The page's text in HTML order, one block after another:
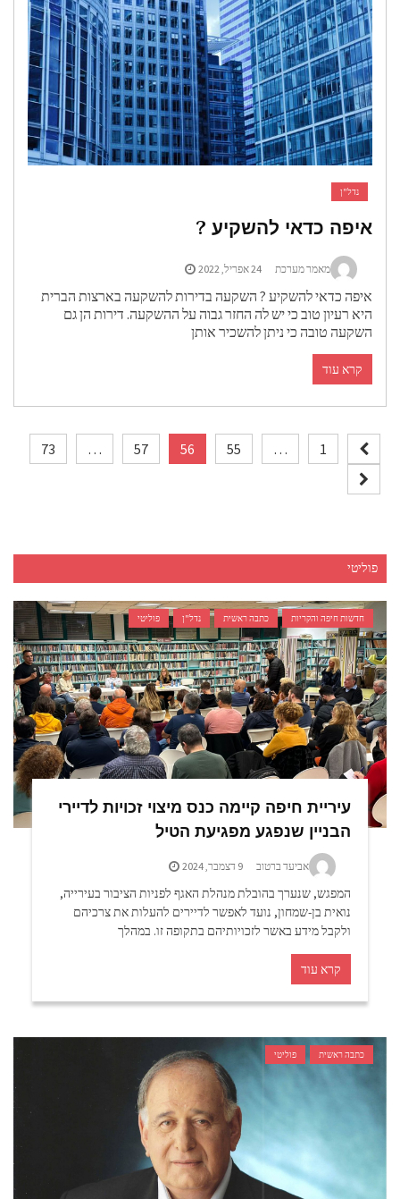
נדל"ן
איפה כדאי להשקיע ?
מאמר מערכת 24 אפריל, 2022
איפה כדאי להשקיע ? השקעה בדירות להשקעה בארצות הברית
היא רעיון טוב כי יש לה החזר גבוה על ההשקעה. דירות הן גם
השקעה טובה כי ניתן להשכיר אותן
קרא עוד
ניווט 1
…
55
56
57
…
73
פוליטי
חדשות חיפה והקריות כתבה ראשית נדל"ן פוליטי
עיריית חיפה קיימה כנס מיצוי זכויות לדיירי
הבניין שנפגע מפגיעת הטיל
אביעד ברטוב 9 דצמבר, 2024
המפגש, שנערך בהובלת מנהלת האגף לפניות הציבור בעירייה,
נואית בן-שמחון, נועד לאפשר לדיירים להעלות את צרכיהם
ולקבל מידע באשר לזכויותיהם בתקופה זו. במהלך
קרא עוד
כתבה ראשית פוליטי